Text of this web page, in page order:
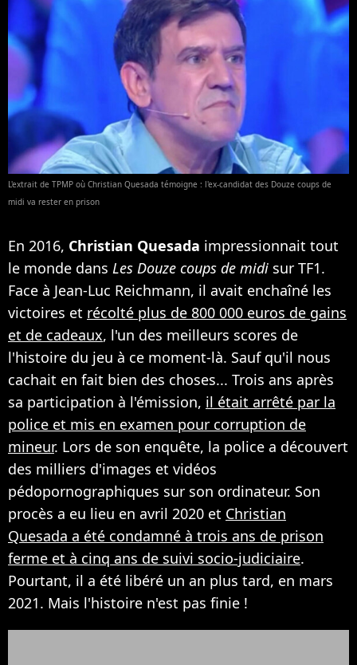
L'extrait de TPMP où Christian Quesada témoigne : l'ex-candidat des Douze coups de
midi va rester en prison
En 2016, Christian Quesada impressionnait tout
le monde dans Les Douze coups de midi sur TF1.
Face à Jean-Luc Reichmann, il avait enchaîné les
victoires et récolté plus de 800 000 euros de gains
et de cadeaux, l'un des meilleurs scores de
l'histoire du jeu à ce moment-là. Sauf qu'il nous
cachait en fait bien des choses... Trois ans après
sa participation à l'émission, il était arrêté par la
police et mis en examen pour corruption de
mineur. Lors de son enquête, la police a découvert
des milliers d'images et vidéos
pédopornographiques sur son ordinateur. Son
procès a eu lieu en avril 2020 et Christian
Quesada a été condamné à trois ans de prison
ferme et à cinq ans de suivi socio-judiciaire.
Pourtant, il a été libéré un an plus tard, en mars
2021. Mais l'histoire n'est pas finie !